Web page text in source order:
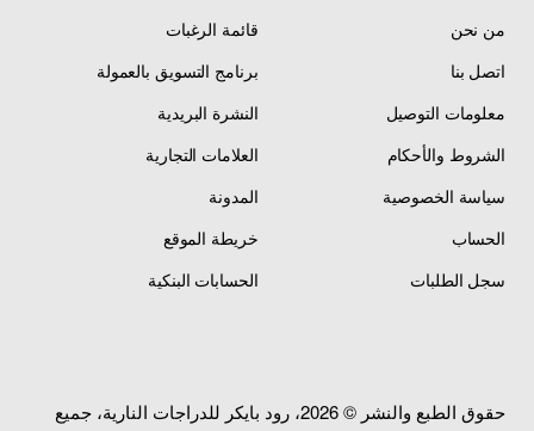
من نحن
اتصل بنا
معلومات التوصيل
الشروط والأحكام
سياسة الخصوصية
الحساب
سجل الطلبات
قائمة الرغبات
برنامج التسويق بالعمولة
النشرة البريدية
العلامات التجارية
المدونة
خريطة الموقع
الحسابات البنكية
حقوق الطبع والنشر © 2026، رود بايكر للدراجات النارية، جميع